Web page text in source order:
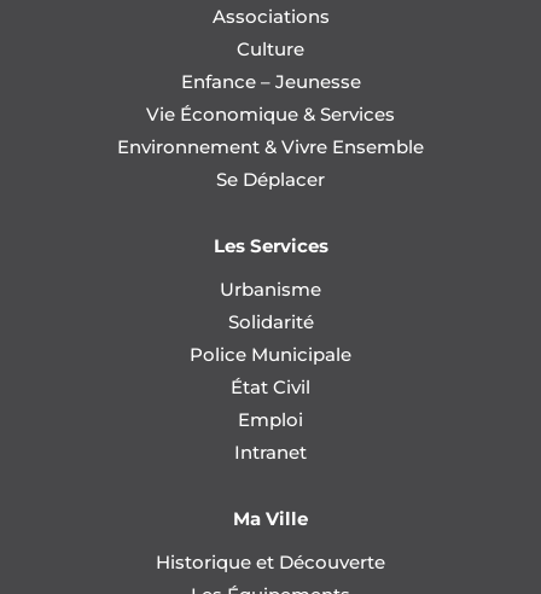
Associations
Culture
Enfance – Jeunesse
Vie Économique & Services
Environnement & Vivre Ensemble
Se Déplacer
Les Services
Urbanisme
Solidarité
Police Municipale
État Civil
Emploi
Intranet
Ma Ville
Historique et Découverte